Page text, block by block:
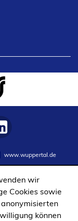
www.wuppertal.de
wir
Cookies sowie
können